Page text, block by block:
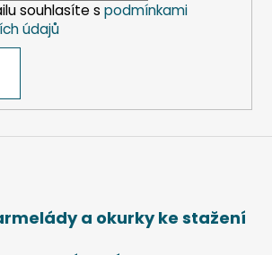
souhlasíte s podmínkami
údajů
a okurky ke stažení